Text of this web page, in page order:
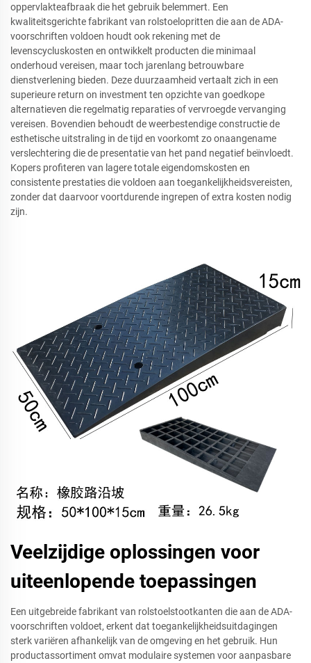
oppervlakteafbraak die het gebruik belemmert. Een
kwaliteitsgerichte fabrikant van rolstoelopritten die aan de ADA-
voorschriften voldoen houdt ook rekening met de
levenscycluskosten en ontwikkelt producten die minimaal
onderhoud vereisen, maar toch jarenlang betrouwbare
dienstverlening bieden. Deze duurzaamheid vertaalt zich in een
superieure return on investment ten opzichte van goedkope
alternatieven die regelmatig reparaties of vervroegde vervanging
vereisen. Bovendien behoudt de weerbestendige constructie de
esthetische uitstraling in de tijd en voorkomt zo onaangename
verslechtering die de presentatie van het pand negatief beïnvloedt.
Kopers profiteren van lagere totale eigendomskosten en
consistente prestaties die voldoen aan toegankelijkheidsvereisten,
zonder dat daarvoor voortdurende ingrepen of extra kosten nodig
zijn.
Veelzijdige oplossingen voor
uiteenlopende toepassingen
Een uitgebreide fabrikant van rolstoelstootkanten die aan de ADA-
voorschriften voldoet, erkent dat toegankelijkheidsuitdagingen
sterk variëren afhankelijk van de omgeving en het gebruik. Hun
productassortiment omvat modulaire systemen voor aanpasbare